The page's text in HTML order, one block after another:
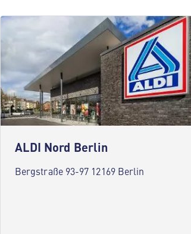
ALDI Nord Berlin
Bergstraße 93-97 12169 Berlin